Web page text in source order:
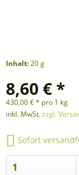
Inhalt:20 g
8,60 € *
430,00 € * pro 1 kg
inkl. MwSt.zzgl.
Sofort